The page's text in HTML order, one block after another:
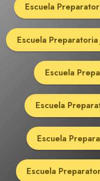
Escuela
Escuela
Escuela
Escuela
Escuela
Escuela